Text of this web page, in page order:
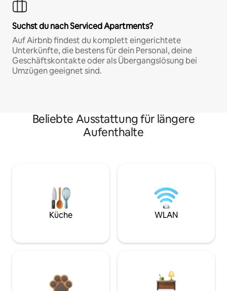
Suchst du nach Serviced Apartments?
Auf Airbnb findest du komplett eingerichtete
Unterkünfte, die bestens für dein Personal, deine
Geschäftskontakte oder als Übergangslösung bei
Umzügen geeignet sind.
Beliebte Ausstattung für längere
Aufenthalte
Küche WLAN